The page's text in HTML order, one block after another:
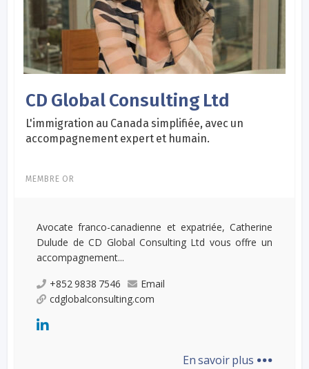
CD Global Consulting Ltd
L'immigration au Canada simplifiée, avec un
accompagnement expert et humain.
MEMBRE OR
Avocate franco-canadienne et expatriée, Catherine
Dulude de CD Global Consulting Ltd vous offre un
accompagnement...
+852 9838 7546
Email
cdglobalconsulting.com
En savoir plus ...